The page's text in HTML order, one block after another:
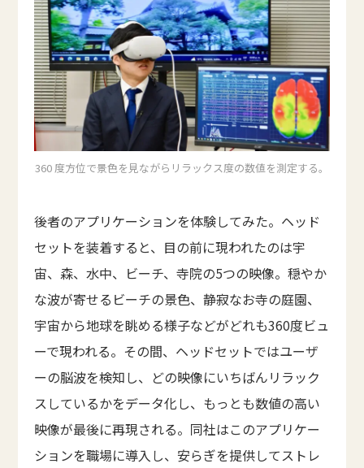
360 度方位で景色を見ながらリラックス度の数値を測定する。
後者のアプリケーションを体験してみた。ヘッド
セットを装着すると、目の前に現われたのは宇
宙、森、水中、ビーチ、寺院の5つの映像。穏やか
な波が寄せるビーチの景色、静寂なお寺の庭園、
宇宙から地球を眺める様子などがどれも360度ビュ
ーで現われる。その間、ヘッドセットではユーザ
ーの脳波を検知し、どの映像にいちばんリラック
スしているかをデータ化し、もっとも数値の高い
映像が最後に再現される。同社はこのアプリケー
ションを職場に導入し、安らぎを提供してストレ